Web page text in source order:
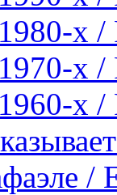
х /
х /
х /
/